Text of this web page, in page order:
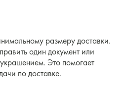
размеру доставки.
один документ или
Это помогает
по доставке.